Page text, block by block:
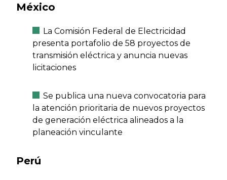
México
La Comisión Federal de Electricidad
presenta portafolio de 58 proyectos de
transmisión eléctrica y anuncia nuevas
licitaciones
Se publica una nueva convocatoria para
la atención prioritaria de nuevos proyectos
de generación eléctrica alineados a la
planeación vinculante
Perú